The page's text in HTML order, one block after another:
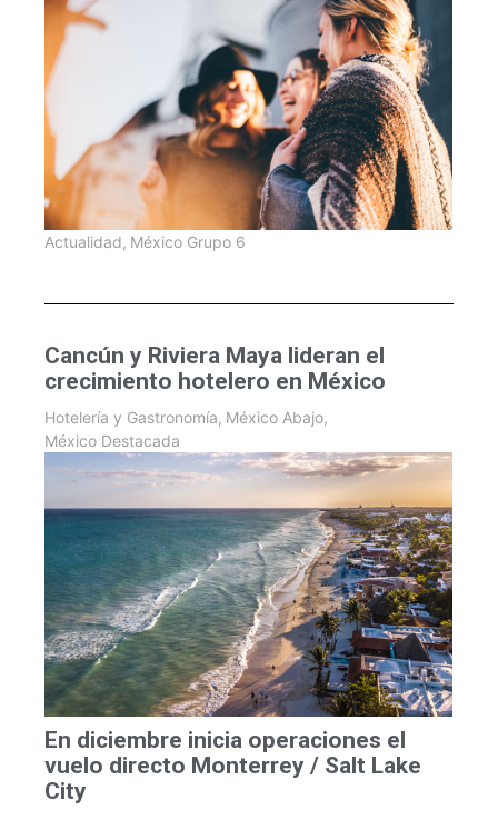
Actualidad, México Grupo 6
Cancún y Riviera Maya lideran el
crecimiento hotelero en México
Hotelería y Gastronomía, México Abajo,
México Destacada
En diciembre inicia operaciones el
vuelo directo Monterrey / Salt Lake
City